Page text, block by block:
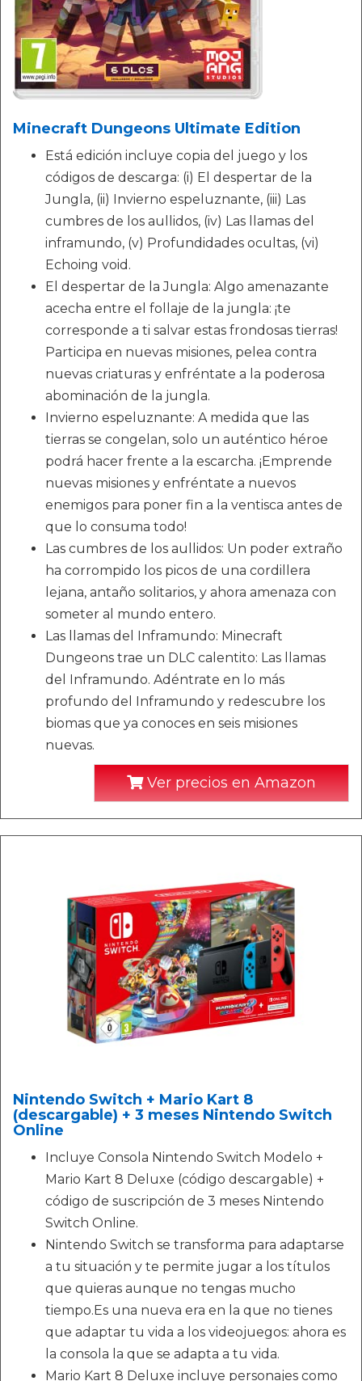
Minecraft Dungeons Ultimate Edition
Está edición incluye copia del juego y los
códigos de descarga: (i) El despertar de la
Jungla, (ii) Invierno espeluznante, (iii) Las
cumbres de los aullidos, (iv) Las llamas del
inframundo, (v) Profundidades ocultas, (vi)
Echoing void.
El despertar de la Jungla: Algo amenazante
acecha entre el follaje de la jungla: ¡te
corresponde a ti salvar estas frondosas tierras!
Participa en nuevas misiones, pelea contra
nuevas criaturas y enfréntate a la poderosa
abominación de la jungla.
Invierno espeluznante: A medida que las
tierras se congelan, solo un auténtico héroe
podrá hacer frente a la escarcha. ¡Emprende
nuevas misiones y enfréntate a nuevos
enemigos para poner fin a la ventisca antes de
que lo consuma todo!
Las cumbres de los aullidos: Un poder extraño
ha corrompido los picos de una cordillera
lejana, antaño solitarios, y ahora amenaza con
someter al mundo entero.
Las llamas del Inframundo: Minecraft
Dungeons trae un DLC calentito: Las llamas
del Inframundo. Adéntrate en lo más
profundo del Inframundo y redescubre los
biomas que ya conoces en seis misiones
nuevas.
Ver precios en Amazon
Nintendo Switch + Mario Kart 8
(descargable) + 3 meses Nintendo Switch
Online
Incluye Consola Nintendo Switch Modelo +
Mario Kart 8 Deluxe (código descargable) +
código de suscripción de 3 meses Nintendo
Switch Online.
Nintendo Switch se transforma para adaptarse
a tu situación y te permite jugar a los títulos
que quieras aunque no tengas mucho
tiempo.Es una nueva era en la que no tienes
que adaptar tu vida a los videojuegos: ahora es
la consola la que se adapta a tu vida.
Mario Kart 8 Deluxe incluye personajes como